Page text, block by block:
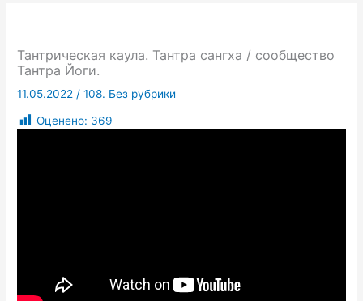
Тантрическая каула. Тантра сангха / сообщество
Тантра Йоги.
11.05.2022 /108. Без рубрики
Оценено: 369